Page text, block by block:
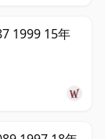
1999 15年